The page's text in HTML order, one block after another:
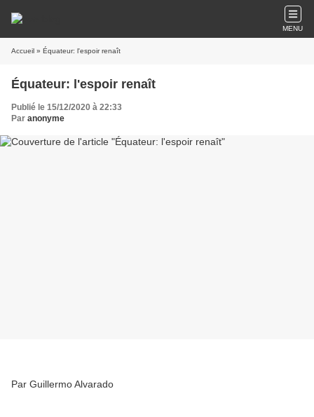
MENU
Accueil » Équateur: l'espoir renaît
Équateur: l'espoir renaît
Publié le 15/12/2020 à 22:33
Par anonyme
Par Guillermo Alvarado